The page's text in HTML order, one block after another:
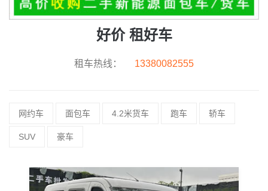
好价租好车
租车热线： 13380082555
网约车 面包车 4.2米货车 跑车 轿车
SUV 豪车